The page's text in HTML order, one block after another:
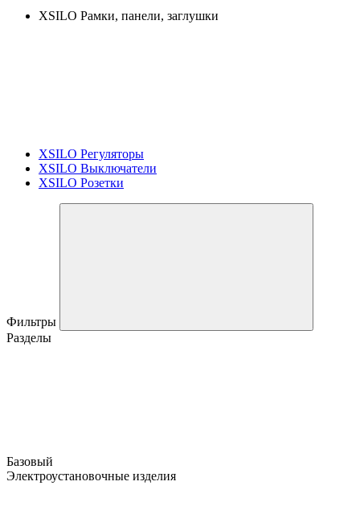
XSILO Рамки, панели, заглушки
XSILO Регуляторы
XSILO Выключатели
XSILO Розетки
Фильтры
Разделы
Базовый
Электроустановочные изделия